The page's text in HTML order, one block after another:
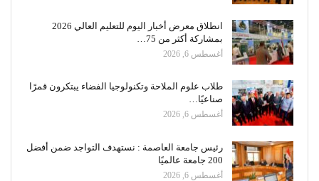
انطلاق معرض أخبار اليوم للتعليم العالي 2026
بمشاركة أكثر من 75…
أغسطس 6, 2026
طلاب علوم الملاحة وتكنولوجيا الفضاء يبتكرون قمرًا
صناعيًا…
أغسطس 6, 2026
رئيس جامعة العاصمة : نستهدف التواجد ضمن أفضل
200 جامعة عالميًا
أغسطس 6, 2026